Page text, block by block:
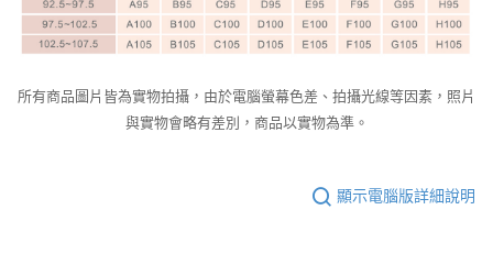
所有商品圖片皆為實物拍攝，由於電腦螢幕色差、拍攝光線等因素，照片
與實物會略有差別，商品以實物為準。
顯示電腦版詳細說明